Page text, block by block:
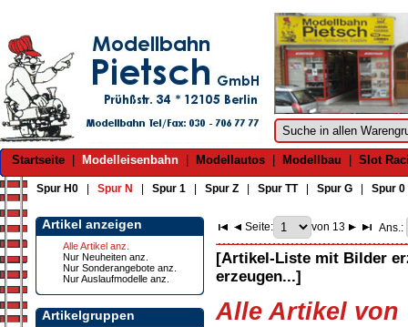
Startseite Modelleisenbahn Modellautos Modellbau Slot
Spur H0 Spur N Spur 1 Spur Z Spur TT| Spur G Spur 0
Artikel anzeigen
Alle Artikel anz.
Nur Neuheiten anz.
Nur Sonderangebote anz.
Nur Auslaufmodelle anz.
Artikelgruppen
Seite: von 13 Ans.:
[Artikel-Liste mit Bilder
erzeugen...]
Alle Artikel von